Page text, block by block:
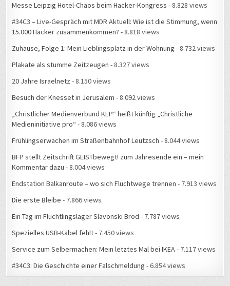
Messe Leipzig Hotel-Chaos beim Hacker-Kongress - 8.828 views
#34C3 – Live-Gespräch mit MDR Aktuell: Wie ist die Stimmung, wenn
15.000 Hacker zusammenkommen? - 8.818 views
Zuhause, Folge 1: Mein Lieblingsplatz in der Wohnung - 8.732 views
Plakate als stumme Zeitzeugen - 8.327 views
20 Jahre Israelnetz - 8.150 views
Besuch der Knesset in Jerusalem - 8.092 views
„Christlicher Medienverbund KEP“ heißt künftig „Christliche
Medieninitiative pro“ - 8.086 views
Frühlingserwachen im Straßenbahnhof Leutzsch - 8.044 views
BFP stellt Zeitschrift GEISTbewegt! zum Jahresende ein – mein
Kommentar dazu - 8.004 views
Endstation Balkanroute – wo sich Fluchtwege trennen - 7.913 views
Die erste Bleibe - 7.866 views
Ein Tag im Flüchtlingslager Slavonski Brod - 7.787 views
Spezielles USB-Kabel fehlt- 7.450 views
Service zum Selbermachen: Mein letztes Mal bei IKEA- 7.117 views
#34C3: Die Geschichte einer Falschmeldung - 6.854 views